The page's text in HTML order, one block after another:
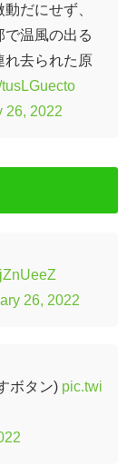
だにせず、
で温風の出る
れ去られた原
26, 2022
26, 2022
ボタン) pic.twi